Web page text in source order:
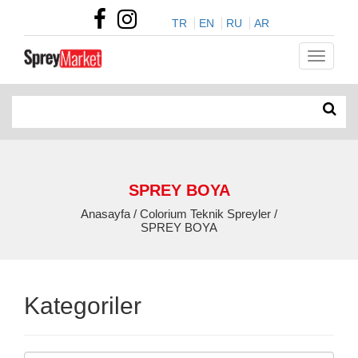
TR EN RU AR
SPREY BOYA
Anasayfa / Colorium Teknik Spreyler /
SPREY BOYA
Kategoriler